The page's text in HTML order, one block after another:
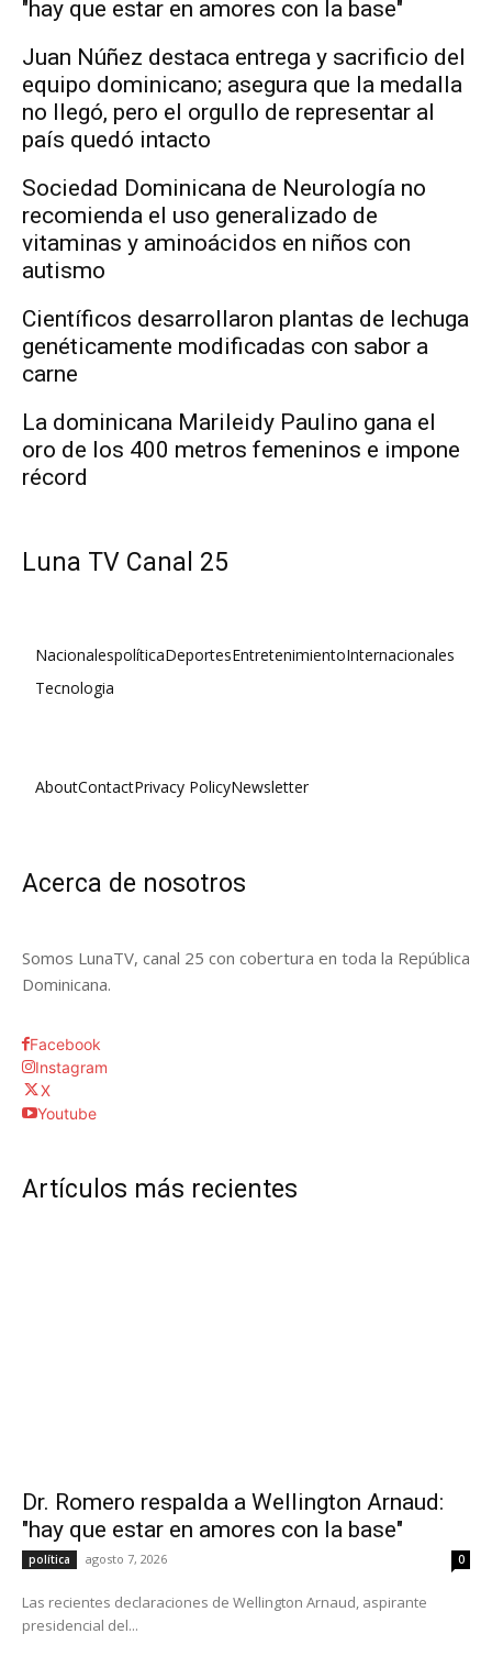
"hay que estar en amores con la base"
Juan Núñez destaca entrega y sacrificio del
equipo dominicano; asegura que la medalla
no llegó, pero el orgullo de representar al
país quedó intacto
Sociedad Dominicana de Neurología no
recomienda el uso generalizado de
vitaminas y aminoácidos en niños con
autismo
Científicos desarrollaron plantas de lechuga
genéticamente modificadas con sabor a
carne
La dominicana Marileidy Paulino gana el
oro de los 400 metros femeninos e impone
récord
Luna TV Canal 25
NacionalespolíticaDeportesEntretenimientoInternacionales
Tecnologia
AboutContactPrivacy PolicyNewsletter
Acerca de nosotros
Somos LunaTV, canal 25 con cobertura en toda la República
Dominicana.
Facebook
Instagram
X
Youtube
Artículos más recientes
Dr. Romero respalda a Wellington Arnaud:
"hay que estar en amores con la base"
política agosto 7, 2026 0
Las recientes declaraciones de Wellington Arnaud, aspirante
presidencial del...